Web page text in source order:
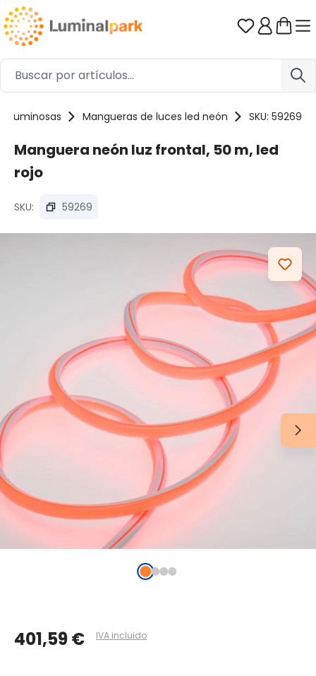
Saltar al contenido principal Tienes 0
luminosas Mangueras de luces led neón SKU: 59269
Manguera neón luz frontal, 50 m, led
rojo
SKU: 59269
401,59 € IVA incluido